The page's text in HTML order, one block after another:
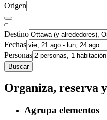
Origen
Destino
Fechas
Personas
Buscar
Organiza, reserva
Agrupa elementos